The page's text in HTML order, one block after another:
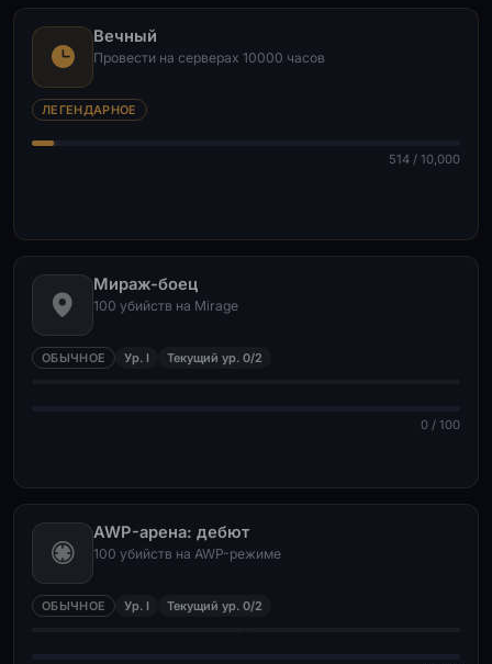
Вечный
Провести на серверах 10000 часов
ЛЕГЕНДАРНОЕ
514 / 10,000
Мираж-боец
100 убийств на Mirage
ОБЫЧНОЕ Ур. I Текущий ур. 0/2
0 / 100
AWP-арена: дебют
100 убийств на AWP-режиме
ОБЫЧНОЕ Ур. I Текущий ур. 0/2